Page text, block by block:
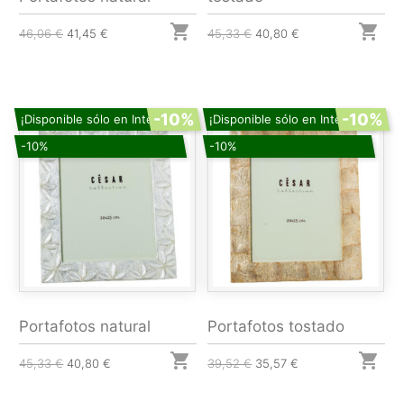
46,06 € 41,45 €  45,33 € 40,80 € 
¡Disponible sólo en Internet!
-10%
-10%
Portafotos natural
45,33 € 40,80 € 
¡Disponible sólo en Internet!
-10%
-10%
Portafotos tostado
39,52 € 35,57 € 